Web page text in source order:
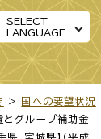
SELECT
LANGUAGE
>
国への要望状況
グループ補助金
、宮城県】（平成